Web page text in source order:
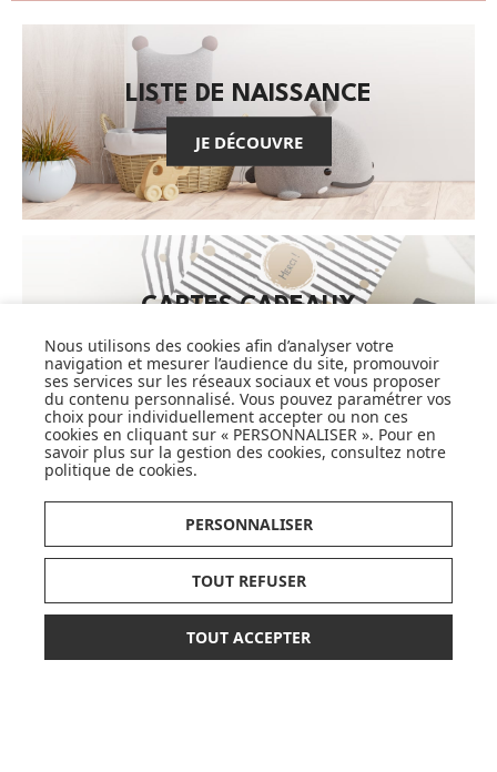
AJOUTER AU PANIER
LISTE DE NAISSANCE
JE DÉCOUVRE
CARTES CADEAUX
JE DÉCOUVRE
Pionnier du WEB, leader français de la distribution
sélective en puériculture depuis plus de 15 ans,
Made In Bébé est heureux d'accompagner chaque
jour parents, familles et enfants.
Avec sa boutique en ligne spécialisée dans la
puériculture, Made in Bébé vous propose plus de
20 000 références et une sélection de plus de 300
marques.
Que ce soit pour préparer l'arrivée d'un heureux
Nous utilisons des cookies afin d’analyser votre
navigation et mesurer l’audience du site, promouvoir
ses services sur les réseaux sociaux et vous proposer
du contenu personnalisé. Vous pouvez paramétrer vos
choix pour individuellement accepter ou non ces
cookies en cliquant sur « PERSONNALISER ». Pour en
savoir plus sur la gestion des cookies, consultez notre
politique de cookies.
PERSONNALISER
TOUT REFUSER
TOUT ACCEPTER